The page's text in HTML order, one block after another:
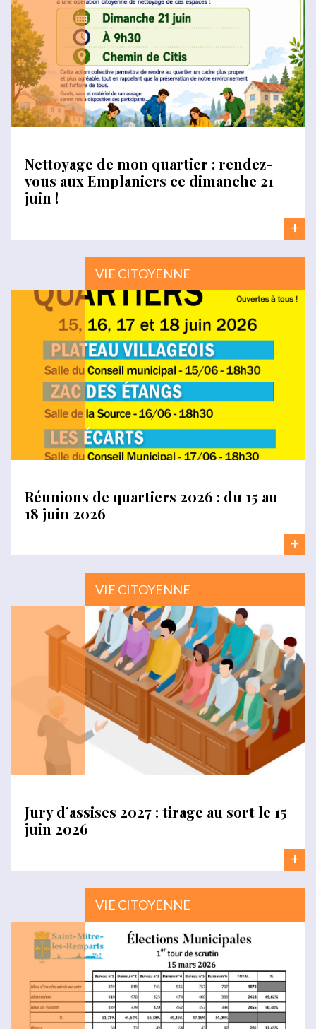
Nettoyage de mon quartier : rendez-
vous aux Emplaniers ce dimanche 21
juin !
+
VIE CITOYENNE
Réunions de quartiers 2026 : du 15 au
18 juin 2026
+
VIE CITOYENNE
Jury d’assises 2027 : tirage au sort le 15
juin 2026
+
VIE CITOYENNE